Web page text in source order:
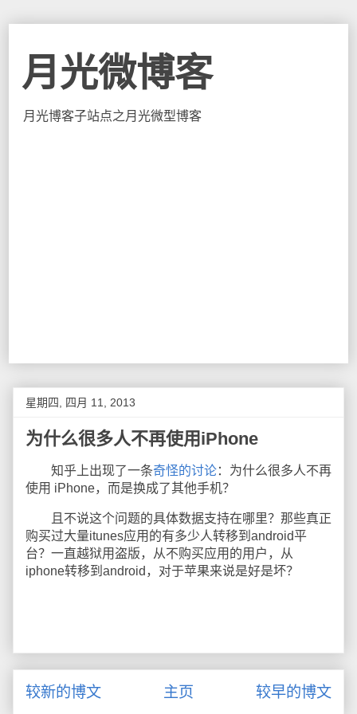
月光微博客
月光博客子站点之月光微型博客
星期四, 四月 11, 2013
为什么很多人不再使用iPhone
知乎上出现了一条奇怪的讨论：为什么很多人不再
使用 iPhone，而是换成了其他手机？
且不说这个问题的具体数据支持在哪里？那些真正
购买过大量itunes应用的有多少人转移到android平
台？一直越狱用盗版，从不购买应用的用户，从
iphone转移到android，对于苹果来说是好是坏？
较新的博文 较早的博文
主页